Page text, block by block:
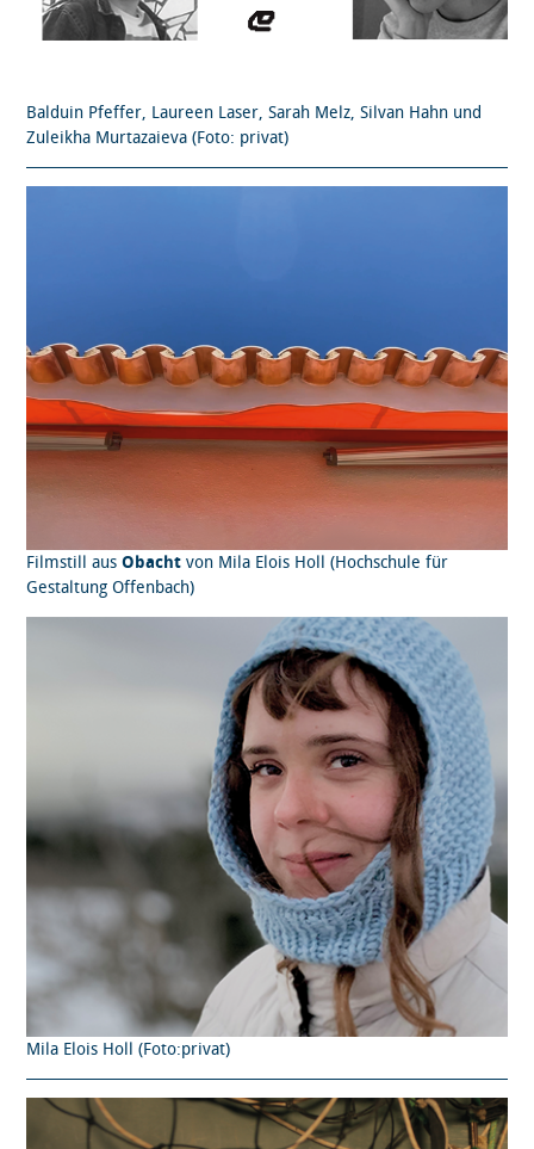
Balduin Pfeffer, Laureen Laser, Sarah Melz, Silvan Hahn und
Zuleikha Murtazaieva (Foto: privat)
Filmstill ausObacht von Mila Elois Holl (Hochschule für
Gestaltung Offenbach)
Mila Elois Holl (Foto:privat)